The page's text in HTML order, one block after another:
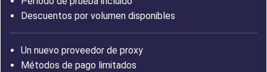
Descuentos por volumen disponibles
Un nuevo proveedor de proxy
Métodos de pago limitados